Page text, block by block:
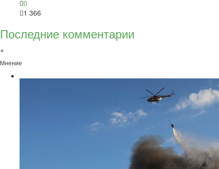
0
1 366
Последние комментарии
+
Мнение